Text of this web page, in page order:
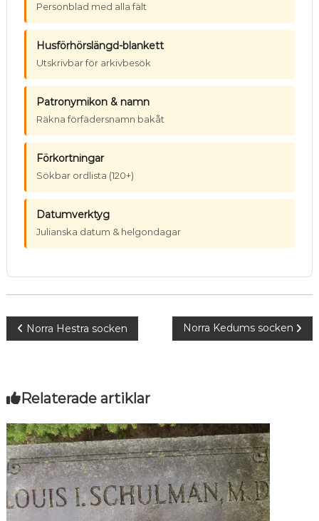
Personblad med alla fält
Husförhörslängd-blankett
Utskrivbar för arkivbesök
Patronymikon & namn
Räkna förfädersnamn bakåt
Förkortningar
Sökbar ordlista (120+)
Datumverktyg
Julianska datum & helgondagar
Inläggsnavigering
Norra Hestra socken Norra Kedums socken
Relaterade artiklar